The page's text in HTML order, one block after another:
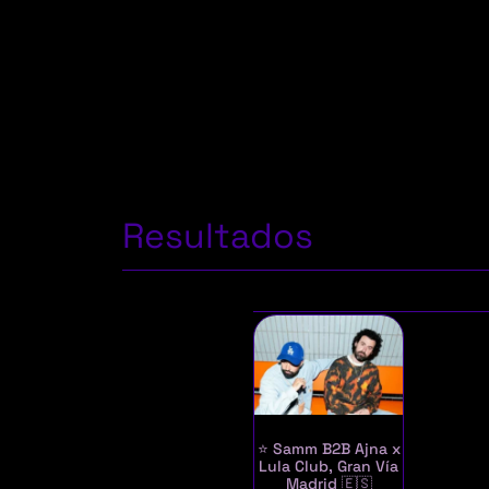
Resultados
⭐ Samm B2B Ajna x
Lula Club, Gran Vía
Madrid 🇪🇸